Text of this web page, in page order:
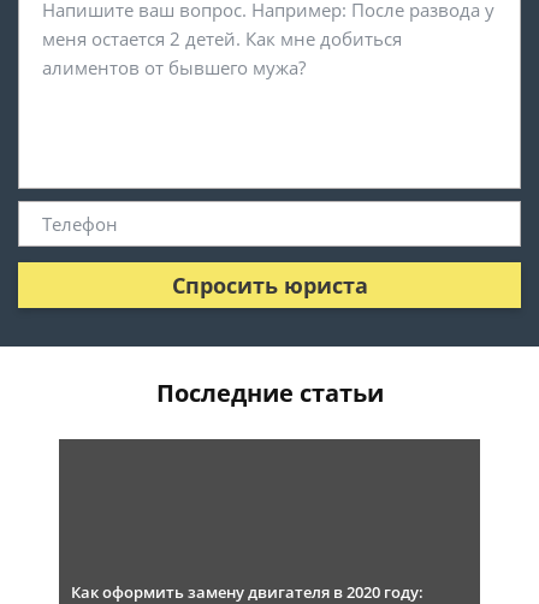
Спросить юриста
Последние статьи
Как оформить замену двигателя в 2020 году: